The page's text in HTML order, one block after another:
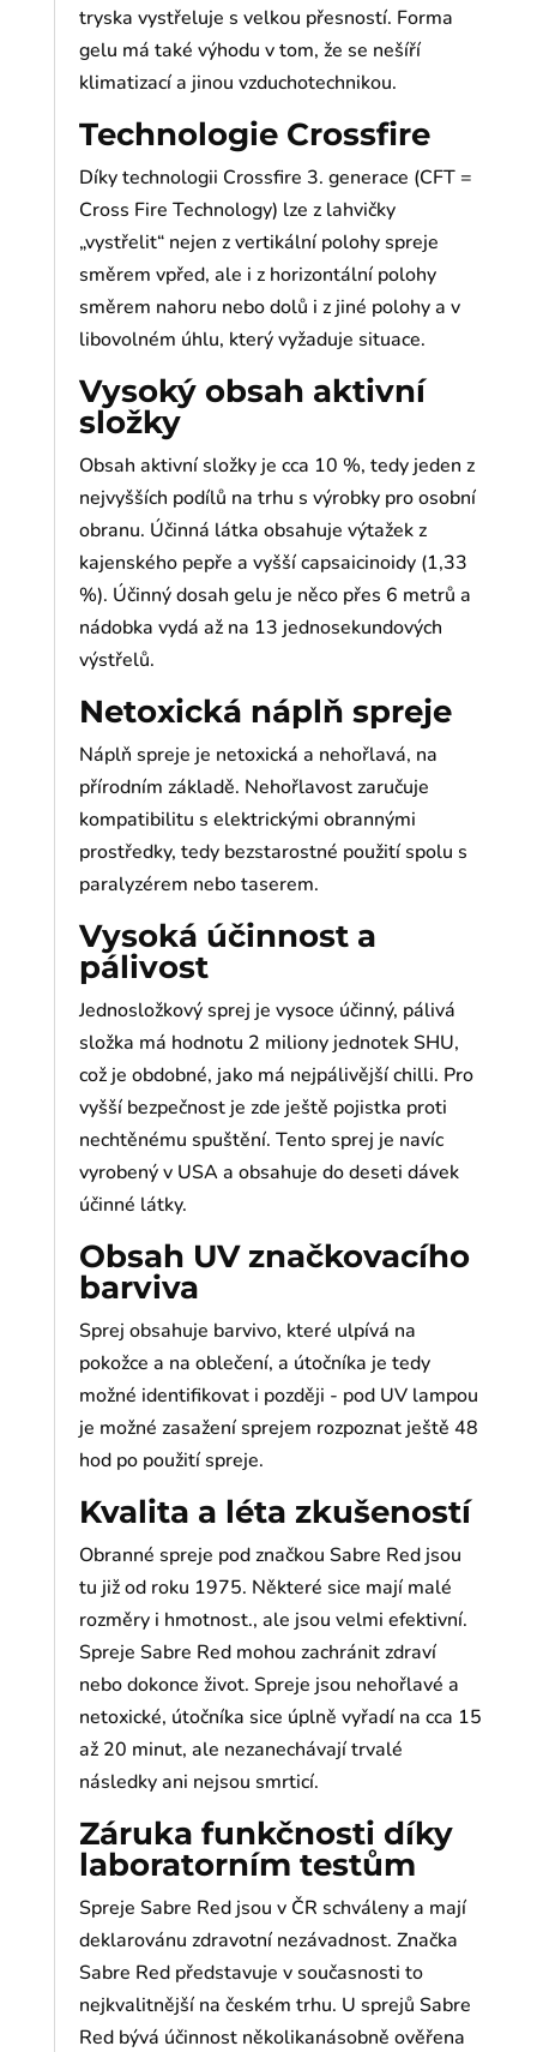
tryska vystřeluje s velkou přesností. Forma
gelu má také výhodu v tom, že se nešíří
klimatizací a jinou vzduchotechnikou.
Technologie Crossfire
Díky technologii Crossfire 3. generace (CFT =
Cross Fire Technology) lze z lahvičky
„vystřelit“ nejen z vertikální polohy spreje
směrem vpřed, ale i z horizontální polohy
směrem nahoru nebo dolů i z jiné polohy a v
libovolném úhlu, který vyžaduje situace.
Vysoký obsah aktivní
složky
Obsah aktivní složky je cca 10 %, tedy jeden z
nejvyšších podílů na trhu s výrobky pro osobní
obranu. Účinná látka obsahuje výtažek z
kajenského pepře a vyšší capsaicinoidy (1,33
%). Účinný dosah gelu je něco přes 6 metrů a
nádobka vydá až na 13 jednosekundových
výstřelů.
Netoxická náplň spreje
Náplň spreje je netoxická a nehořlavá, na
přírodním základě. Nehořlavost zaručuje
kompatibilitu s elektrickými obrannými
prostředky, tedy bezstarostné použití spolu s
paralyzérem nebo taserem.
Vysoká účinnost a
pálivost
Jednosložkový sprej je vysoce účinný, pálivá
složka má hodnotu 2 miliony jednotek SHU,
což je obdobné, jako má nejpálivější chilli. Pro
vyšší bezpečnost je zde ještě pojistka proti
nechtěnému spuštění. Tento sprej je navíc
vyrobený v USA a obsahuje do deseti dávek
účinné látky.
Obsah UV značkovacího
barviva
Sprej obsahuje barvivo, které ulpívá na
pokožce a na oblečení, a útočníka je tedy
možné identifikovat i později - pod UV lampou
je možné zasažení sprejem rozpoznat ještě 48
hod po použití spreje.
Kvalita a léta zkušeností
Obranné spreje pod značkou Sabre Red jsou
tu již od roku 1975. Některé sice mají malé
rozměry i hmotnost., ale jsou velmi efektivní.
Spreje Sabre Red mohou zachránit zdraví
nebo dokonce život. Spreje jsou nehořlavé a
netoxické, útočníka sice úplně vyřadí na cca 15
až 20 minut, ale nezanechávají trvalé
následky ani nejsou smrticí.
Záruka funkčnosti díky
laboratorním testům
Spreje Sabre Red jsou v ČR schváleny a mají
deklarovánu zdravotní nezávadnost. Značka
Sabre Red představuje v současnosti to
nejkvalitnější na českém trhu. U sprejů Sabre
Red bývá účinnost několikanásobně ověřena